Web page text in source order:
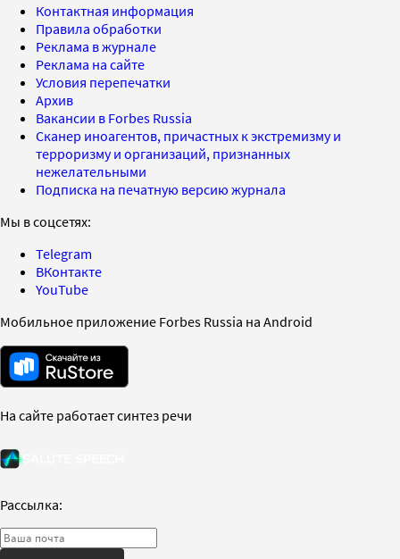
Контактная информация
Правила обработки
Реклама в журнале
Реклама на сайте
Условия перепечатки
Архив
Вакансии в Forbes Russia
Сканер иноагентов, причастных к экстремизму и
терроризму и организаций, признанных
нежелательными
Подписка на печатную версию журнала
Мы в соцсетях:
Telegram
ВКонтакте
YouTube
Мобильное приложение Forbes Russia на Android
На сайте работает синтез речи
Рассылка: